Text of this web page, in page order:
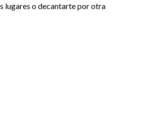
lugares o decantarte por otra